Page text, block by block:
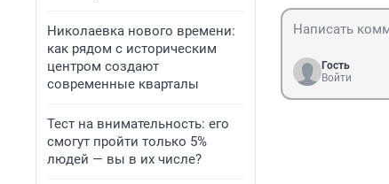
Николаевка нового времени:
как рядом с историческим
центром создают
современные кварталы
Тест на внимательность: его
смогут пройти только 5%
людей — вы в их числе?
Гость
Войти